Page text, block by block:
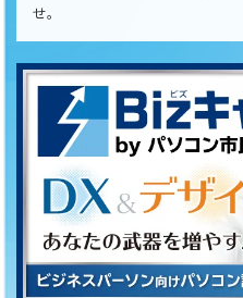
せ。